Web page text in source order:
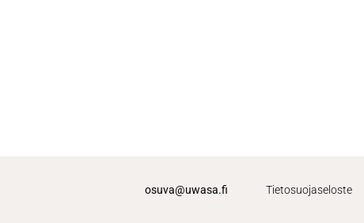
osuva@uwasa.fi Tietosuojaseloste